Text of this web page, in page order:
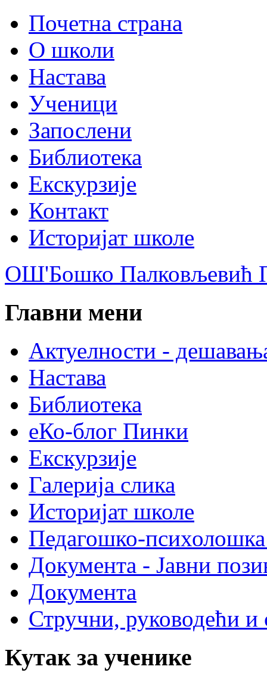
Почетна страна
О школи
Настава
Ученици
Запослени
Библиотека
Екскурзије
Контакт
Историјат школе
ОШ'Бошко Палковљевић
Главни мени
Актуелности -
Настава
Библиотека
еКо-блог Пинки
Екскурзије
Галерија слика
Историјат школе
Педагошко-психолошка
Документа - Јавни
Документа
Стручни, руководећи и
Кутак за ученике